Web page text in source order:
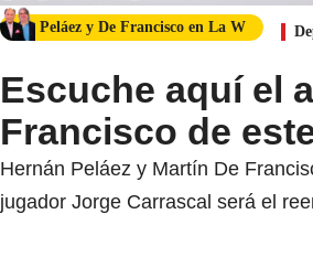
Peláez y De Francisco en La W
Escuche aquí el
Francisco de
Hernán Peláez y Martín De
jugador Jorge Carrascal será el